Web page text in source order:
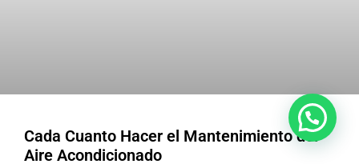
Cada Cuanto Hacer el Mantenimiento del
Aire Acondicionado